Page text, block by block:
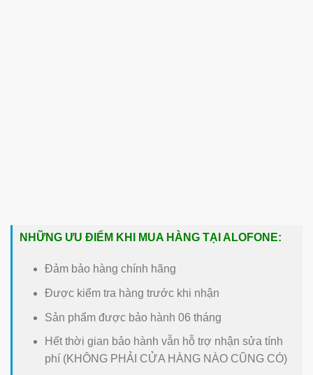
NHỮNG ƯU ĐIỂM KHI MUA HÀNG TẠI ALOFONE:
Đảm bảo hàng chính hãng
Được kiểm tra hàng trước khi nhận
Sản phẩm được bảo hành 06 tháng
Hết thời gian bảo hành vẫn hỗ trợ nhận sửa tính
phí (KHÔNG PHẢI CỬA HÀNG NÀO CŨNG CÓ)